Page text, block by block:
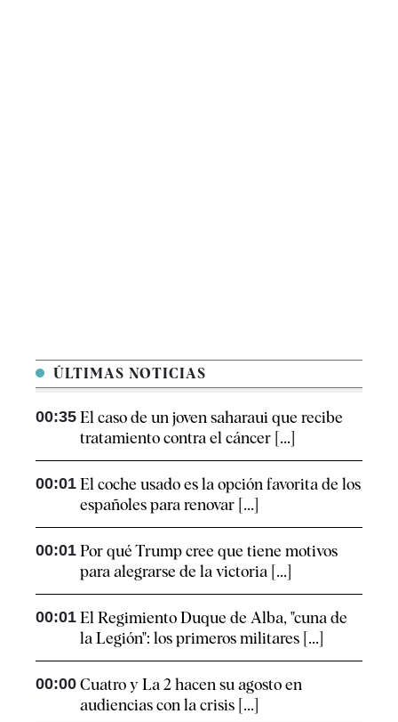
ÚLTIMAS NOTICIAS
00:35 El caso de un joven saharaui que recibe
tratamiento contra el cáncer [...]
00:01 El coche usado es la opción favorita de los
españoles para renovar [...]
00:01 Por qué Trump cree que tiene motivos
para alegrarse de la victoria [...]
00:01 El Regimiento Duque de Alba, "cuna de
la Legión": los primeros militares [...]
00:00 Cuatro y La 2 hacen su agosto en
audiencias con la crisis [...]